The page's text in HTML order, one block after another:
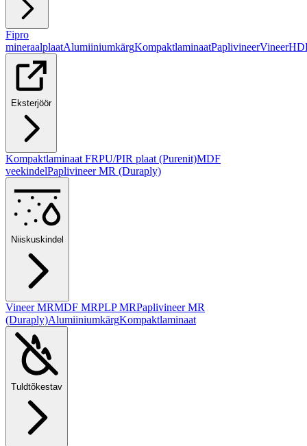
Fipro
mineraalplaatAlumiiniumkärgKompaktlaminaatPaplivineerVineer
Eksterjöör
Kompaktlaminaat FRPU/PIR plaat (Purenit)MDF
veekindelPaplivineer MR (Duraply)
Niiskuskindel
Vineer MRMDF MRPLP MRPaplivineer MR
(Duraply)AlumiiniumkärgKompaktlaminaat
Tuldtõkestav